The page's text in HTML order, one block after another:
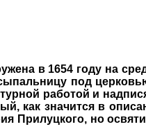
в 1654 году на
под
работой и
как значится в
Прилуцкого, но